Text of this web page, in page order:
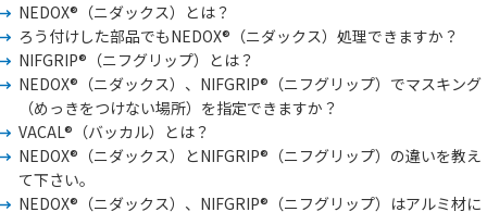
NEDOX®（ニダックス）とは？
ろう付けした部品でもNEDOX®（ニダックス）処理できますか？
NIFGRIP®（ニフグリップ）とは？
NEDOX®（ニダックス）、NIFGRIP®（ニフグリップ）でマスキング
（めっきをつけない場所）を指定できますか？
VACAL®（バッカル）とは？
NEDOX®（ニダックス）とNIFGRIP®（ニフグリップ）の違いを教え
て下さい。
NEDOX®（ニダックス）、NIFGRIP®（ニフグリップ）はアルミ材に